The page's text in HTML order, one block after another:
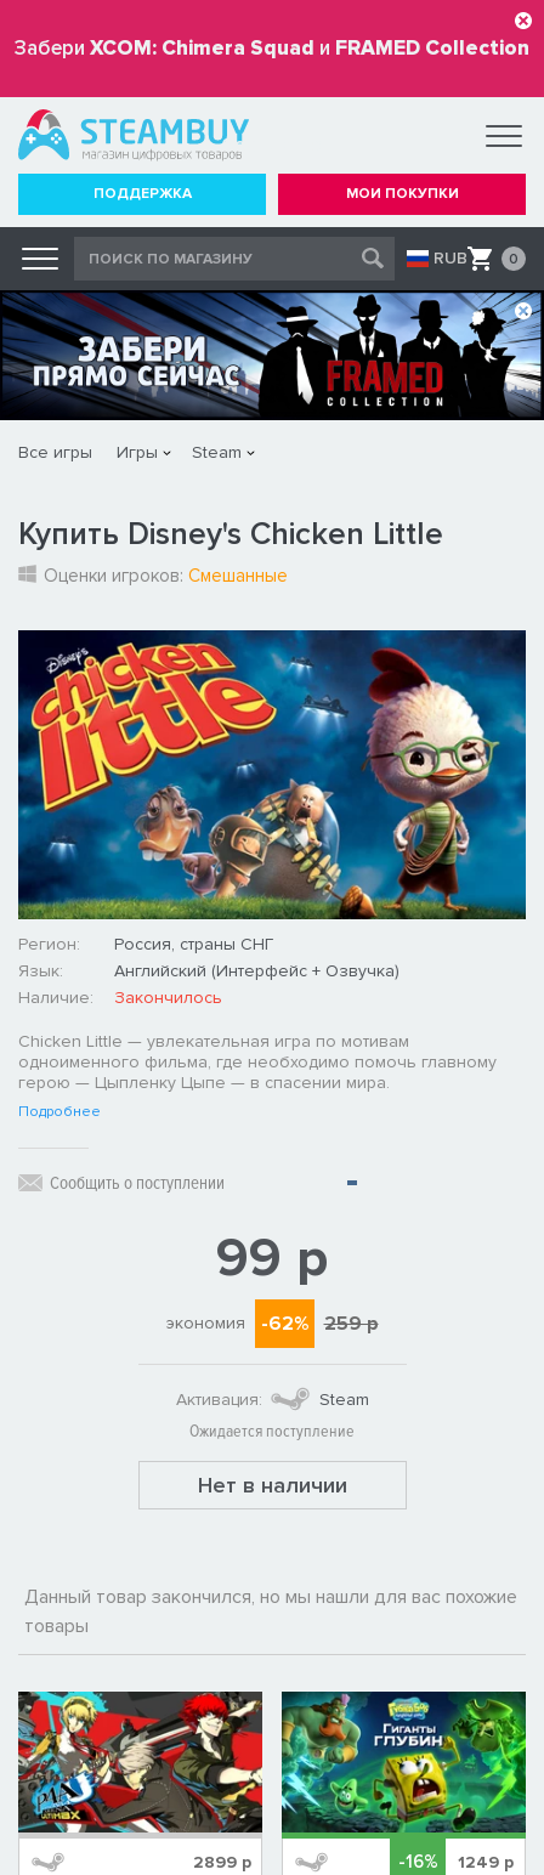
Забери XCOM: Chimera Squad и FRAMED Collection
бесплатно
ПОДДЕРЖКА МОИ ПОКУПКИ
RUB 0
Все игры Игры Steam
Купить Disney's Chicken Little
Оценки игроков: Смешанные
Регион:
Россия, страны СНГ
Язык:
Английский (Интерфейс + Озвучка)
Наличие:
Закончилось
Chicken Little — увлекательная игра по мотивам
одноименного фильма, где необходимо помочь главному
герою — Цыпленку Цыпе — в спасении мира.
Подробнее
Сообщить о поступлении
99 р
экономия -62% 259 р
Активация:
Steam
Ожидается поступление
Нет в наличии
Данный товар закончился, но мы нашли для вас похожие
товары
2899р -16% 1249р